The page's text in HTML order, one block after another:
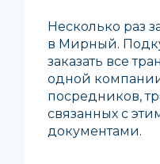
Несколько раз
в Мирный.
заказать все
одной
посредников,
связанных с
документами.